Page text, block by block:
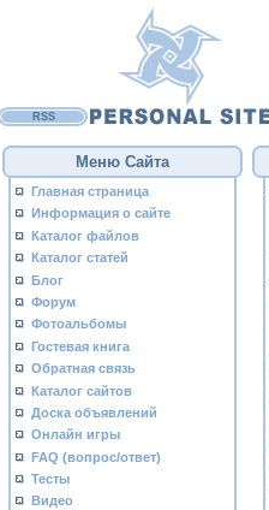
RSS
Меню Сайта
Главная страница
Информация о сайте
Каталог файлов
Каталог статей
Блог
Форум
Фотоальбомы
Гостевая книга
Обратная связь
Каталог сайтов
Доска объявлений
Онлайн игры
FAQ (вопрос/ответ)
Тесты
Видео